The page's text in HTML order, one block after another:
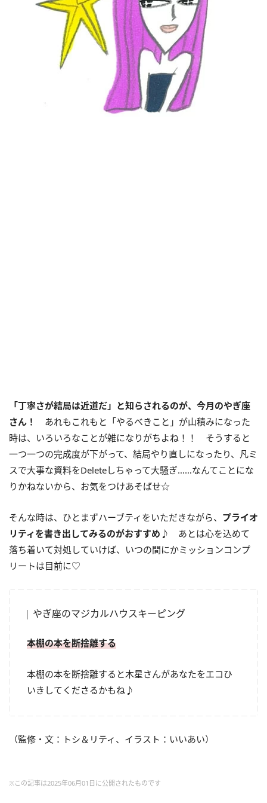
「丁寧さが結局は近道だ」と知らされるのが、今月のやぎ座
さん！
あれもこれもと「やるべきこと」が山積みになった
時は、いろいろなことが雑になりがちよね！！ そうすると
一つ一つの完成度が下がって、結局やり直しになったり、凡ミ
スで大事な資料をDeleteしちゃって大騒ぎ……なんてことにな
りかねないから、お気をつけあそばせ☆
そんな時は、ひとまずハーブティをいただきながら、 プライオ
リティを書き出してみるのがおすすめ♪
あとは心を込めて
落ち着いて対処していけば、いつの間にかミッションコンプ
リートは目前に♡
やぎ座のマジカルハウスキーピング
本棚の本を断捨離する
本棚の本を断捨離すると木星さんがあなたをエコひ
いきしてくださるかもね♪
（監修・文：トシ＆リティ、イラスト：いいあい）
※この記事は2025年06月01日に公開されたものです